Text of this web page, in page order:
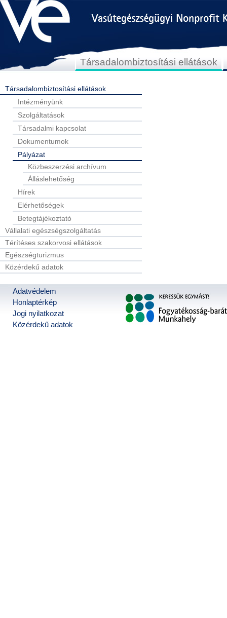
Társadalombiztosítási ellátások
Társadalombiztosítási ellátások
Intézményünk
Szolgáltatások
Társadalmi kapcsolat
Dokumentumok
Pályázat
Közbeszerzési archívum
Álláslehetőség
Hírek
Elérhetőségek
Betegtájékoztató
Vállalati egészségszolgáltatás
Térítéses szakorvosi ellátások
Egészségturizmus
Közérdekű adatok
Adatvédelem
Honlaptérkép
Jogi nyilatkozat
Közérdekű adatok